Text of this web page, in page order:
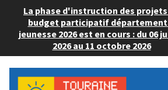
La phase d'instruction des projets
budget participatif
jeunesse 2026 est en cours : du 06
2026 au 11 octobre 2026